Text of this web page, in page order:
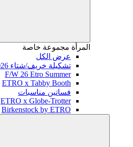
المرأة مجموعة خاصة
عرض الكل
تشكيلة خريف/شتاء 2026
F/W 26 Etro Summer
ETRO x Tabby Booth
فساتين مناسبات
ETRO x Globe-Trotter
Birkenstock by ETRO